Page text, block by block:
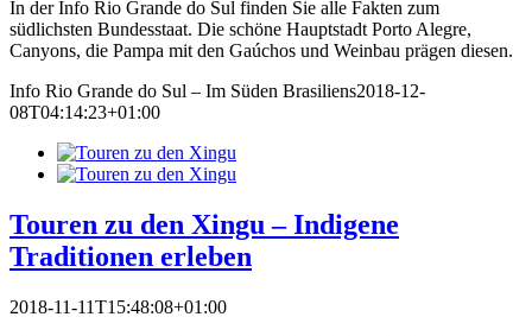
In der Info Rio Grande do Sul finden Sie alle Fakten zum
südlichsten Bundesstaat. Die schöne Hauptstadt Porto Alegre,
Canyons, die Pampa mit den Gaúchos und Weinbau prägen diesen.
Info Rio Grande do Sul – Im Süden Brasiliens2018-12-
08T04:14:23+01:00
Touren zu den Xingu – Indigene
Traditionen erleben
2018-11-11T15:48:08+01:00